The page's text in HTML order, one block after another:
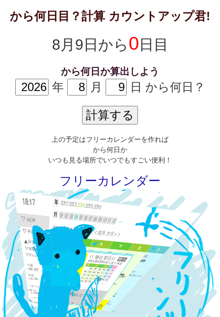
から何日目？計算 カウントアップ君!
8月9日から0日目
から何日か算出しよう
年 月 日 から何日？
上の予定はフリーカレンダーを作れば
から何日か
いつも見る場所でいつでもすごい便利！
フリーカレンダー